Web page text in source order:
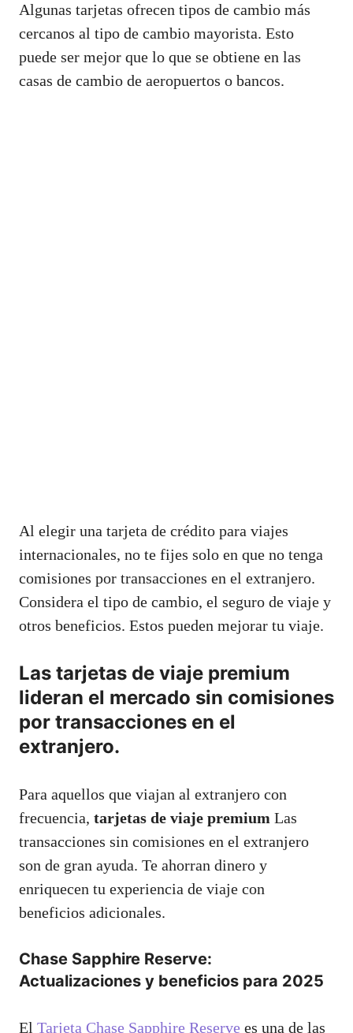
Algunas tarjetas ofrecen tipos de cambio más
cercanos al tipo de cambio mayorista. Esto
puede ser mejor que lo que se obtiene en las
casas de cambio de aeropuertos o bancos.
Al elegir una tarjeta de crédito para viajes
internacionales, no te fijes solo en que no tenga
comisiones por transacciones en el extranjero.
Considera el tipo de cambio, el seguro de viaje y
otros beneficios. Estos pueden mejorar tu viaje.
Las tarjetas de viaje premium
lideran el mercado sin comisiones
por transacciones en el
extranjero.
Para aquellos que viajan al extranjero con
frecuencia, tarjetas de viaje premium Las
transacciones sin comisiones en el extranjero
son de gran ayuda. Te ahorran dinero y
enriquecen tu experiencia de viaje con
beneficios adicionales.
Chase Sapphire Reserve:
Actualizaciones y beneficios para 2025
El Tarjeta Chase Sapphire Reserve es una de las